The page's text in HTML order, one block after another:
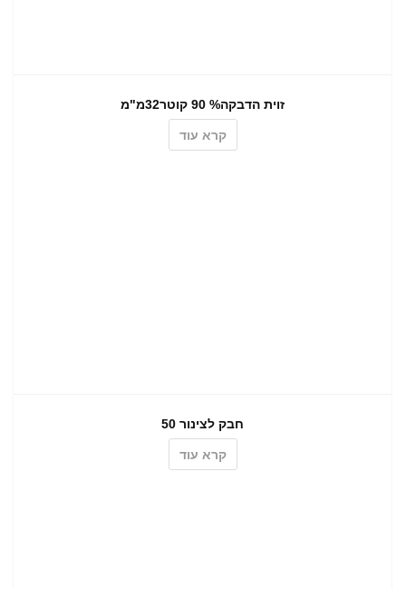
זוית הדבקה% 90 קוטר32מ"מ
קרא עוד
חבק לצינור 50
קרא עוד